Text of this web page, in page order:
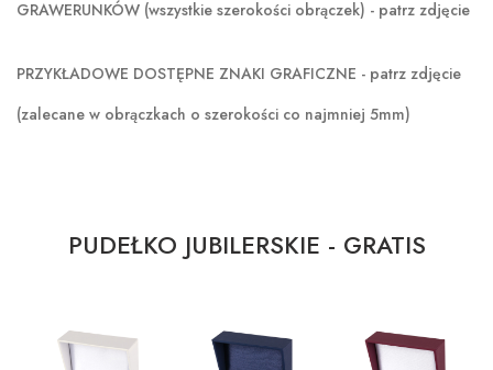
GRAWERUNKÓW (wszystkie szerokości obrączek) - patrz zdjęcie
PRZYKŁADOWE DOSTĘPNE ZNAKI GRAFICZNE - patrz zdjęcie
(zalecane w obrączkach o szerokości co najmniej 5mm)
PUDEŁKO JUBILERSKIE - GRATIS